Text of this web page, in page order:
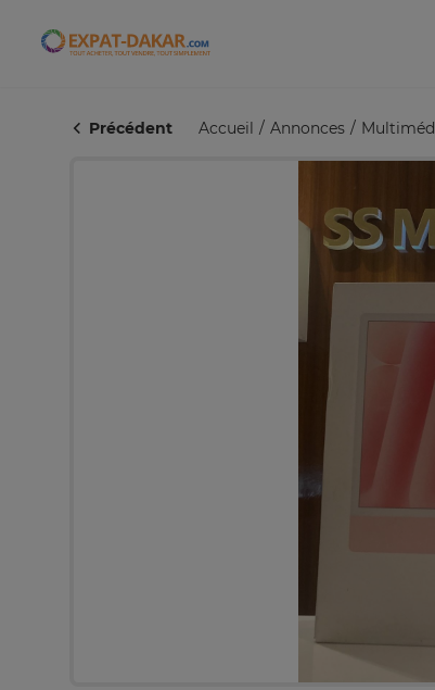
Expat-Dakar
Précédent Accueil Annonces